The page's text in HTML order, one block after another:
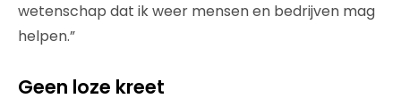
wetenschap dat ik weer mensen en bedrijven mag
helpen.”
Geen loze kreet